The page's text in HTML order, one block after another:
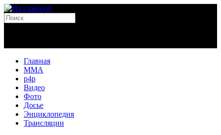
Главная
MMA
p4p
Видео
Фото
Досье
Энциклопедия
Трансляции